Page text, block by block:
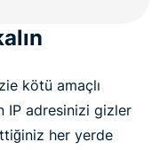
kötü amaçlı
IP adresinizi gizler
her yerde